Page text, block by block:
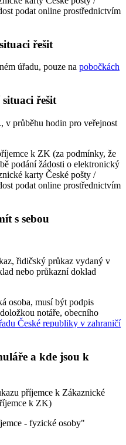
podat online prostřednictvím
řešit
úřadu, pouze na pobočkách
řešit
v průběhu hodin pro veřejnost
k ZK (za podmínky, že
podání žádosti o elektronický
karty České pošty /
podat online prostřednictvím
s sebou
řidičský průkaz vydaný v
nebo průkazní doklad
osoba, musí být podpis
notáře, obecního
České republiky v zahraničí
a kde jsou k
příjemce k Zákaznické
k ZK)
- fyzické osoby"